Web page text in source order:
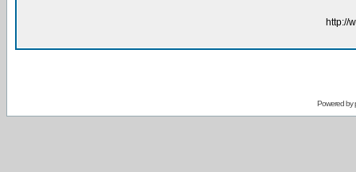
http://
Powered by